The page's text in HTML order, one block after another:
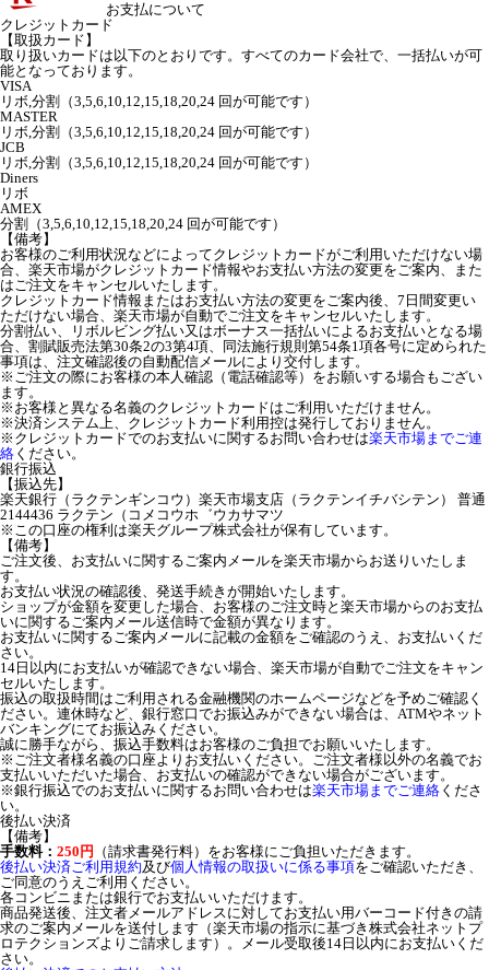
お支払について
クレジットカード
【取扱カード】
取り扱いカードは以下のとおりです。すべてのカード会社で、一括払いが可
能となっております。
VISA
リボ,分割（3,5,6,10,12,15,18,20,24 回が可能です）
MASTER
リボ,分割（3,5,6,10,12,15,18,20,24 回が可能です）
JCB
リボ,分割（3,5,6,10,12,15,18,20,24 回が可能です）
Diners
リボ
AMEX
分割（3,5,6,10,12,15,18,20,24 回が可能です）
【備考】
お客様のご利用状況などによってクレジットカードがご利用いただけない場
合、楽天市場がクレジットカード情報やお支払い方法の変更をご案内、また
はご注文をキャンセルいたします。
クレジットカード情報またはお支払い方法の変更をご案内後、7日間変更い
ただけない場合、楽天市場が自動でご注文をキャンセルいたします。
分割払い、リボルビング払い又はボーナス一括払いによるお支払いとなる場
合、割賦販売法第30条2の3第4項、同法施行規則第54条1項各号に定められた
事項は、注文確認後の自動配信メールにより交付します。
※ご注文の際にお客様の本人確認（電話確認等）をお願いする場合もござい
ます。
※お客様と異なる名義のクレジットカードはご利用いただけません。
※決済システム上、クレジットカード利用控は発行しておりません。
※クレジットカードでのお支払いに関するお問い合わせは楽天市場までご連
絡 ください。
銀行振込
【振込先】
楽天銀行（ラクテンギンコウ）楽天市場支店（ラクテンイチバシテン） 普通
2144436 ラクテン（コメコウホ゛ウカサマツ
※この口座の権利は楽天グループ株式会社が保有しています。
【備考】
ご注文後、お支払いに関するご案内メールを楽天市場からお送りいたしま
す。
お支払い状況の確認後、発送手続きが開始いたします。
ショップが金額を変更した場合、お客様のご注文時と楽天市場からのお支払
いに関するご案内メール送信時で金額が異なります。
お支払いに関するご案内メールに記載の金額をご確認のうえ、お支払いくだ
さい。
14日以内にお支払いが確認できない場合、楽天市場が自動でご注文をキャン
セルいたします。
振込の取扱時間はご利用される金融機関のホームページなどを予めご確認く
ださい。連休時など、銀行窓口でお振込みができない場合は、ATMやネット
バンキングにてお振込みください。
誠に勝手ながら、振込手数料はお客様のご負担でお願いいたします。
※ご注文者様名義の口座よりお支払いください。ご注文者様以外の名義でお
支払いいただいた場合、お支払いの確認ができない場合がございます。
※銀行振込でのお支払いに関するお問い合わせは楽天市場までご連絡 くださ
い。
後払い決済
【備考】
手数料： 250円
（請求書発行料）をお客様にご負担いただきます。
後払い決済ご利用規約及び個人情報の取扱いに係る事項をご確認いただき、
ご同意のうえご利用ください。
各コンビニまたは銀行でお支払いいただけます。
商品発送後、注文者メールアドレスに対してお支払い用バーコード付きの請
求のご案内メールを送付します（楽天市場の指示に基づき株式会社ネットプ
ロテクションズよりご請求します）。メール受取後14日以内にお支払いくだ
さい。